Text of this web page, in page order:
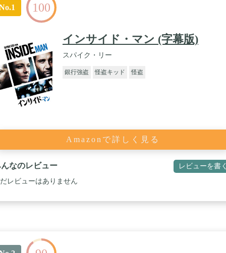
100
インサイド・マン (字幕版)
スパイク・リー
銀行強盗 怪盗キッド 怪盗
Amazonで詳しく見る
なのレビュー レビューを書
レビューはありません